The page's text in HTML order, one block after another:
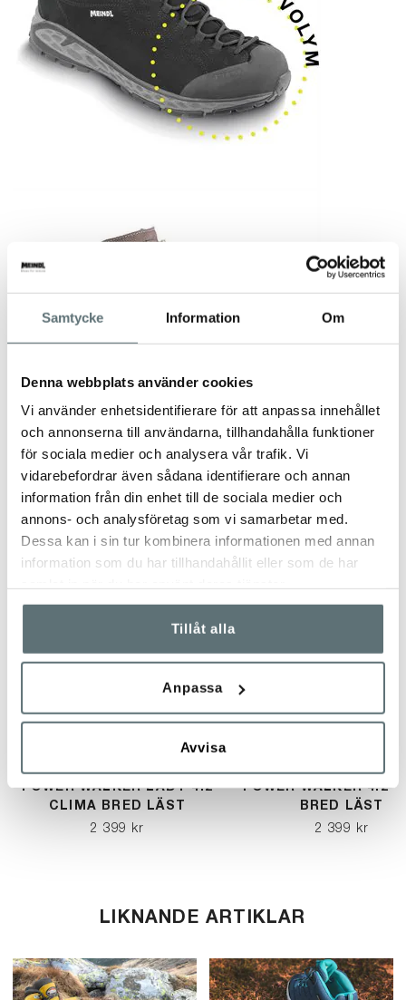
Samtycke Information Om
Denna webbplats använder cookies
Vi använder enhetsidentifierare för att anpassa innehållet
och annonserna till användarna, tillhandahålla funktioner
för sociala medier och analysera vår trafik. Vi
vidarebefordrar även sådana identifierare och annan
information från din enhet till de sociala medier och
annons- och analysföretag som vi samarbetar med.
Dessa kan i sin tur kombinera informationen med annan
information som du har tillhandahållit eller som de har
Tillåt alla
Anpassa
Avvisa
POWER WALKER LADY 4.2
CLIMA BRED LÄST
2 399 kr
POWER WALKER 4.2
BRED LÄST
2 399 kr
LIKNANDE ARTIKLAR